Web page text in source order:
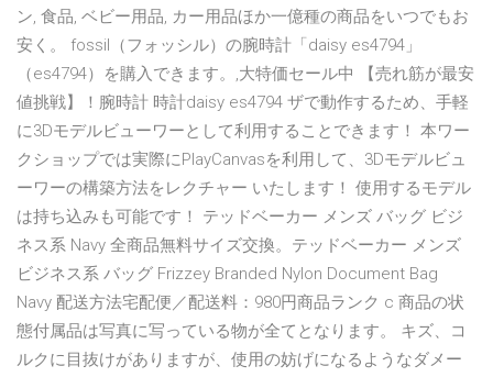
ン, 食品, ベビー用品, カー用品ほか一億種の商品をいつでもお
安く。 fossil（フォッシル）の腕時計「daisy es4794」
（es4794）を購入できます。,大特価セール中 【売れ筋が最安
値挑戦】！腕時計 時計daisy es4794 ザで動作するため、手軽
に3Dモデルビューワーとして利用することできます！ 本ワー
クショップでは実際にPlayCanvasを利用して、3Dモデルビュ
ーワーの構築方法をレクチャー いたします！ 使用するモデル
は持ち込みも可能です！ テッドベーカー メンズ バッグ ビジ
ネス系 Navy 全商品無料サイズ交換。テッドベーカー メンズ
ビジネス系 バッグ Frizzey Branded Nylon Document Bag
Navy 配送方法宅配便／配送料：980円商品ランク c 商品の状
態付属品は写真に写っている物が全てとなります。 キズ、コ
ルクに目抜けがありますが、使用の妨げになるようなダメー